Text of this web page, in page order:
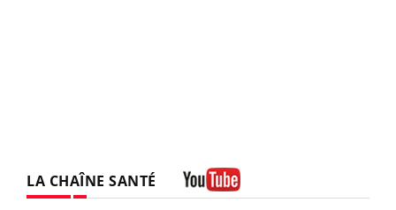
LA CHAÎNE SANTÉ